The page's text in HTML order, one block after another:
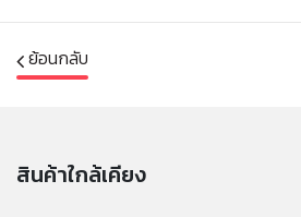
* Product size: (W)1.2 x(L)1.2
* สีของภาพ และรูปบรรจุภัณฑ์ของสิน
ย้อนกลับ
สินค้าใกล้เคียง